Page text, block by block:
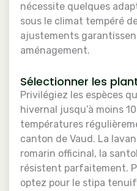
nécessite quelques
sous le climat tempéré
ajustements
aménagement.
Sélectionner les
Privilégiez les espèces
hivernal jusqu’à moins
températures
canton de Vaud. La
romarin officinal, la
résistent parfaitement.
optez pour le stipa